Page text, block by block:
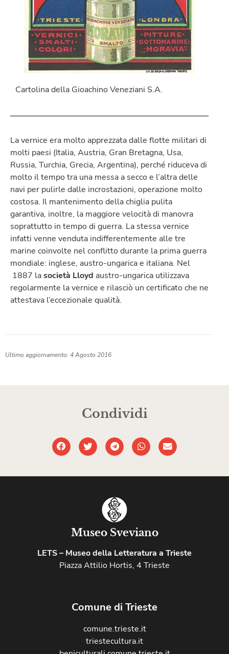
Cartolina della Gioachino Veneziani S.A.
La vernice era molto apprezzata dalle flotte militari di
molti paesi (Italia, Austria, Gran Bretagna, Usa,
Russia, Turchia, Grecia, Argentina), perché riduceva di
molto il tempo tra una messa a secco e l’altra delle
navi per pulirle dalle incrostazioni, operazione molto
costosa. Il mantenimento della chiglia pulita
garantiva, inoltre, la maggiore velocità di manovra
soprattutto in tempo di guerra. La stessa vernice
infatti venne venduta indifferentemente alle tre
marine coinvolte nel conflitto durante la prima guerra
mondiale: inglese, austro-ungarica e italiana. Nel
1887 lasocietà Lloyd austro-ungarica utilizzava
regolarmente la vernice e rilasciò un certificato che ne
attestava l’eccezionale qualità.
Ultimo aggiornamento: 4 Agosto 2016
Condividi
Museo Sveviano
LETS – Museo della Letteratura a Trieste
Piazza Attilio Hortis, 4 Trieste
Comune di Trieste
comune.trieste.it
triestecultura.it